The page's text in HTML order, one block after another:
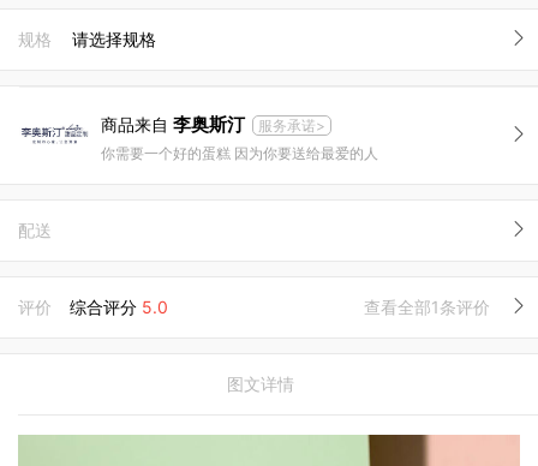
规格 请选择规格
商品来自 李奥斯汀
服务承诺>
你需要一个好的蛋糕 因为你要送给最爱的人
配送
评价 综合评分 5.0 查看全部1条评价
图文详情